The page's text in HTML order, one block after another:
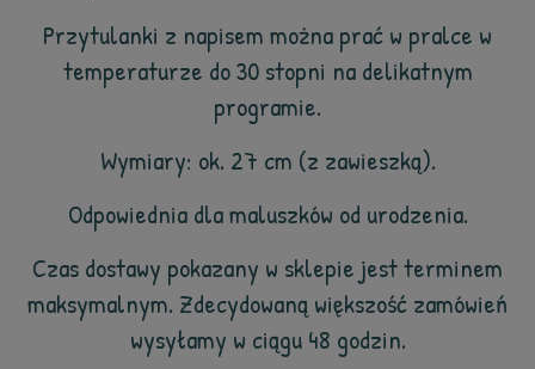
Przytulanki z napisem można prać w pralce w
temperaturze do 30 stopni na delikatnym
programie.
Wymiary: ok. 27 cm (z zawieszką).
Odpowiednia dla maluszków od urodzenia.
Czas dostawy pokazany w sklepie jest terminem
maksymalnym. Zdecydowaną większość zamówień
wysyłamy w ciągu 48 godzin.